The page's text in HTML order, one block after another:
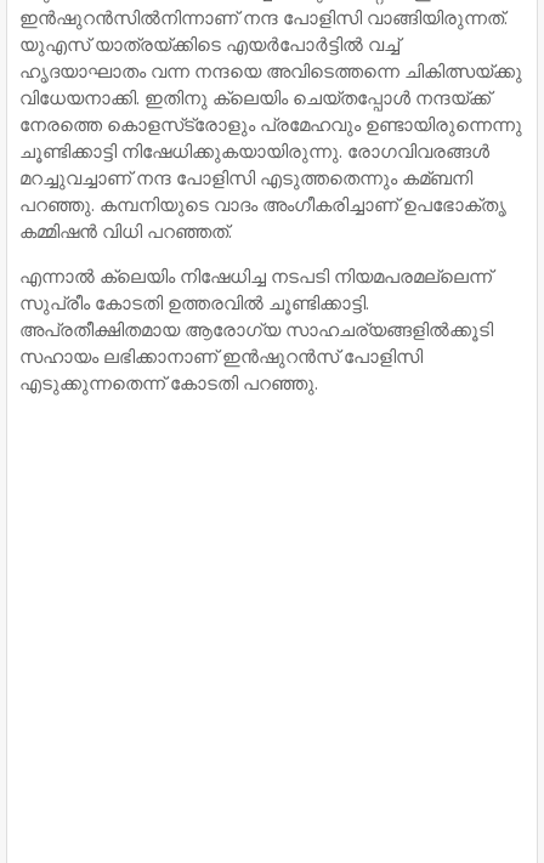
ഇന്‍ഷുറന്‍സില്‍നിന്നാണ് നന്ദ പോളിസി വാങ്ങിയിരുന്നത്.
യുഎസ് യാത്രയ്ക്കിടെ എയര്‍പോര്‍ട്ടില്‍ വച്ച്‌
ഹൃദയാഘാതം വന്ന നന്ദയെ അവിടെത്തന്നെ ചികിത്സയ്ക്കു
വിധേയനാക്കി. ഇതിനു ക്ലെയിം ചെയ്തപ്പോള്‍ നന്ദയ്ക്ക്
നേരത്തെ കൊളസ്‌ട്രോളും പ്രമേഹവും ഉണ്ടായിരുന്നെന്നു
ചൂണ്ടിക്കാട്ടി നിഷേധിക്കുകയായിരുന്നു. രോഗവിവരങ്ങള്‍
മറച്ചുവച്ചാണ് നന്ദ പോളിസി എടുത്തതെന്നും കമ്ബനി
പറഞ്ഞു. കമ്പനിയുടെ വാദം അംഗീകരിച്ചാണ് ഉപഭോക്തൃ
കമ്മിഷന്‍ വിധി പറഞ്ഞത്.
എന്നാല്‍ ക്ലെയിം നിഷേധിച്ച നടപടി നിയമപരമല്ലെന്ന്
സുപ്രീം കോടതി ഉത്തരവില്‍ ചൂണ്ടിക്കാട്ടി.
അപ്രതീക്ഷിതമായ ആരോഗ്യ സാഹചര്യങ്ങളില്‍ക്കൂടി
സഹായം ലഭിക്കാനാണ് ഇന്‍ഷുറന്‍സ് പോളിസി
എടുക്കുന്നതെന്ന് കോടതി പറഞ്ഞു.